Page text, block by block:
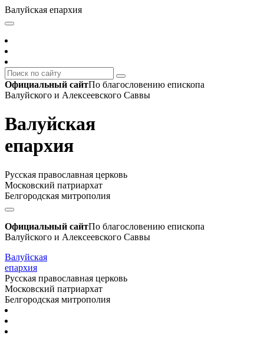
Валуйская епархия
Официальный сайтПо благословению епископа
Валуйского и Алексеевского Саввы
Валуйская
епархия
Русская православная церковь
Московский патриархат
Белгородская митрополия
Официальный сайтПо благословению епископа
Валуйского и Алексеевского Саввы
Валуйская
епархия
Русская православная церковь
Московский патриархат
Белгородская митрополия